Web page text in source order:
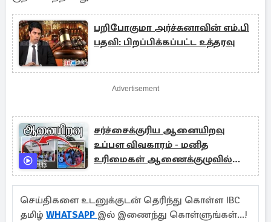
பறிபோகுமா அர்ச்சுனாவின் எம்.பி
பதவி: பிறப்பிக்கப்பட்ட உத்தரவு
Advertisement
சர்ச்சைக்குரிய ஆனையிறவு
உப்பள விவகாரம் - மனித
உரிமைகள் ஆணைக்குழுவில்
முறைப்பாடு
செய்திகளை உடனுக்குடன் தெரிந்து கொள்ள IBC
தமிழ் WHATSAPP இல் இணைந்து கொள்ளுங்கள்...!